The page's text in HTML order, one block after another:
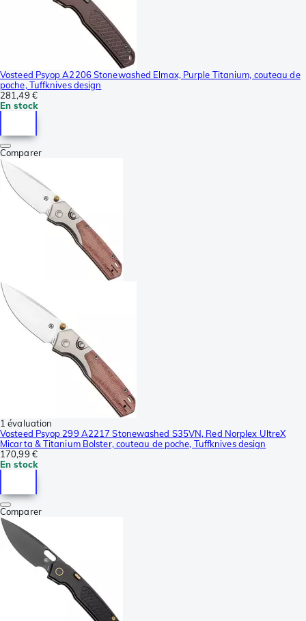
Vosteed Psyop A2206 Stonewashed Elmax, Purple Titanium, couteau de
poche, Tuffknives design
281,49 €
En stock
Comparer
1 évaluation
Vosteed Psyop 299 A2217 Stonewashed S35VN, Red Norplex UltreX
Micarta & Titanium Bolster, couteau de poche, Tuffknives design
170,99 €
En stock
Comparer